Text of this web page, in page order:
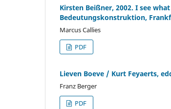
Kirsten Beißner, 2002. I see
Bedeutungskonstruktion,
Marcus Callies
PDF
Lieven Boeve / Kurt Feyaerts,
Franz Berger
PDF